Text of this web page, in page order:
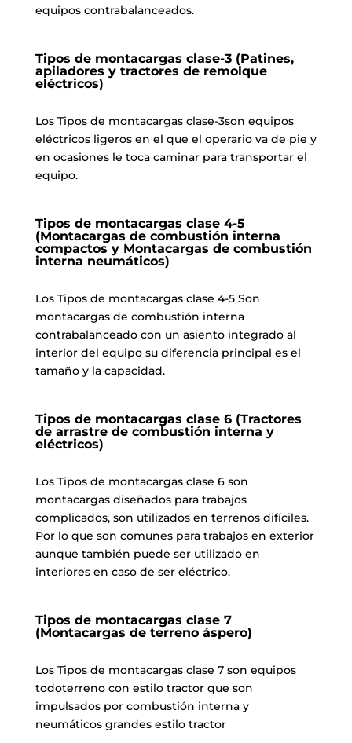
equipos contrabalanceados.
Tipos de montacargas clase-3 (Patines,
apiladores y tractores de remolque
eléctricos)
Los Tipos de montacargas clase-3son equipos
eléctricos ligeros en el que el operario va de pie y
en ocasiones le toca caminar para transportar el
equipo.
Tipos de montacargas clase 4-5
(Montacargas de combustión interna
compactos y Montacargas de combustión
interna neumáticos)
Los Tipos de montacargas clase 4-5 Son
montacargas de combustión interna
contrabalanceado con un asiento integrado al
interior del equipo su diferencia principal es el
tamaño y la capacidad.
Tipos de montacargas clase 6 (Tractores
de arrastre de combustión interna y
eléctricos)
Los Tipos de montacargas clase 6 son
montacargas diseñados para trabajos
complicados, son utilizados en terrenos difíciles.
Por lo que son comunes para trabajos en exterior
aunque también puede ser utilizado en
interiores en caso de ser eléctrico.
Tipos de montacargas clase 7
(Montacargas de terreno áspero)
Los Tipos de montacargas clase 7 son equipos
todoterreno con estilo tractor que son
impulsados por combustión interna y
neumáticos grandes estilo tractor